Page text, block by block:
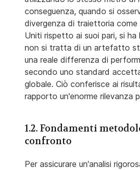
conseguenza, quando si
divergenza di traiettoria come
Uniti rispetto ai suoi pari, si
non si tratta di un artefatto
una reale differenza di
secondo uno standard
globale. Ciò conferisce ai
rapporto un'enorme rilevanza
1.2. Fondamenti
confronto
Per assicurare un'analisi